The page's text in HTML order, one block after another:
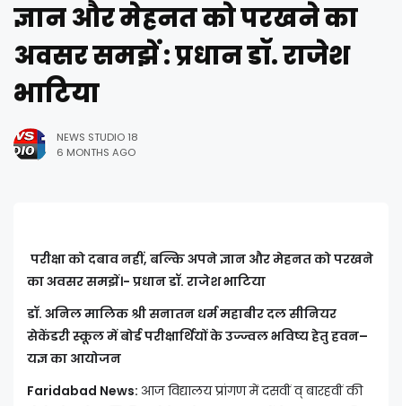
ज्ञान और मेहनत को परखने का
अवसर समझें : प्रधान डॉ. राजेश
भाटिया
NEWS STUDIO 18
6 MONTHS AGO
परीक्षा को दबाव नहीं, बल्कि अपने ज्ञान और मेहनत को परखने
का अवसर समझें।- प्रधान डॉ. राजेश भाटिया
डॉ. अनिल मालिक श्री सनातन धर्म महाबीर दल सीनियर
सेकेंडरी स्कूल में बोर्ड परीक्षार्थियों के उज्ज्वल भविष्य हेतु हवन–
यज्ञ का आयोजन
Faridabad News: आज विद्यालय प्रांगण में दसवीं व् बारहवीं की